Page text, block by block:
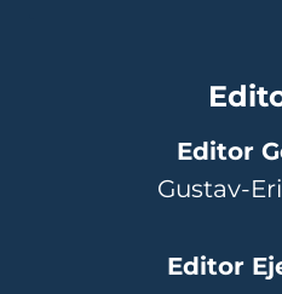
Editor
Gustav-
Editor